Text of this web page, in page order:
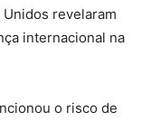
revelaram
internacional na
o risco de